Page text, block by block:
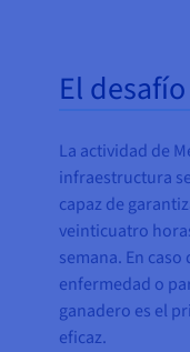
El desafío
La actividad de
infraestructura
capaz de
veinticuatro
semana. En
enfermedad o
ganadero es el
eficaz.